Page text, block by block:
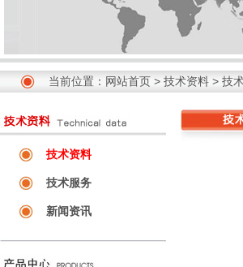
当前位置： 网站首页 > 技术资料 > 技
技术资料
技术服务
新闻资讯
【